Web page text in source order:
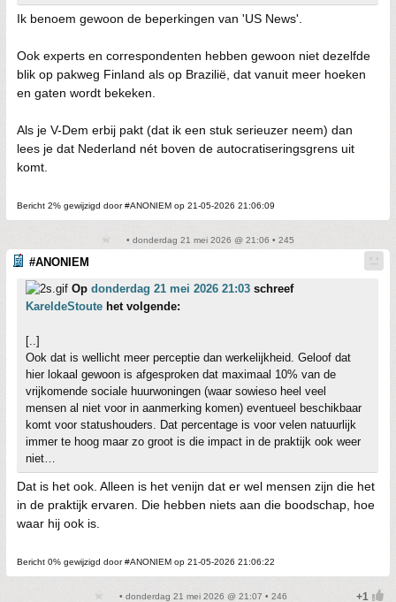
Ik benoem gewoon de beperkingen van 'US News'.
Ook experts en correspondenten hebben gewoon niet dezelfde
blik op pakweg Finland als op Brazilië, dat vanuit meer hoeken
en gaten wordt bekeken.
Als je V-Dem erbij pakt (dat ik een stuk serieuzer neem) dan
lees je dat Nederland nét boven de autocratiseringsgrens uit
komt.
Bericht 2% gewijzigd door #ANONIEM op 21-05-2026 21:06:09
• donderdag 21 mei 2026 @ 21:06 • 245
#ANONIEM
Op donderdag 21 mei 2026 21:03 schreef
KareldeStoute het volgende:
[..]
Ook dat is wellicht meer perceptie dan werkelijkheid. Geloof dat
hier lokaal gewoon is afgesproken dat maximaal 10% van de
vrijkomende sociale huurwoningen (waar sowieso heel veel
mensen al niet voor in aanmerking komen) eventueel beschikbaar
komt voor statushouders. Dat percentage is voor velen natuurlijk
immer te hoog maar zo groot is die impact in de praktijk ook weer
niet…
Dat is het ook. Alleen is het venijn dat er wel mensen zijn die het
in de praktijk ervaren. Die hebben niets aan die boodschap, hoe
waar hij ook is.
Bericht 0% gewijzigd door #ANONIEM op 21-05-2026 21:06:22
• donderdag 21 mei 2026 @ 21:07 • 246